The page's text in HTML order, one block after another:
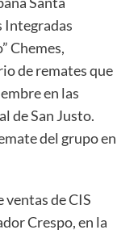
Integradas
Chemes,
de remates que
en las
de San Justo.
del grupo en
ventas de CIS
Crespo, en la